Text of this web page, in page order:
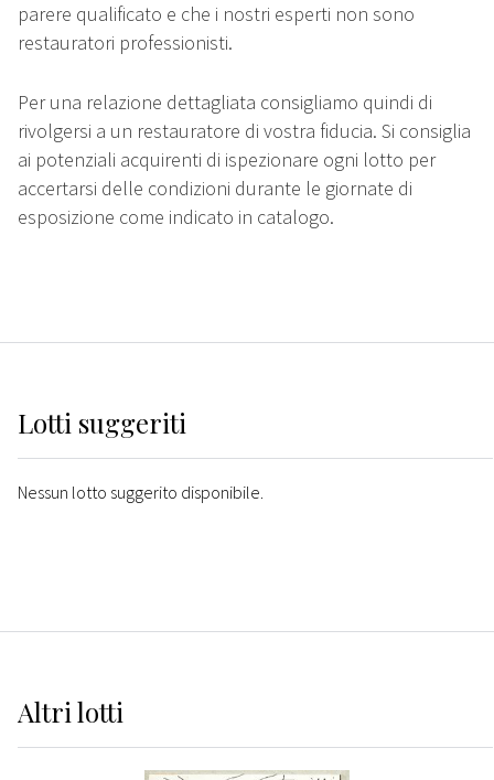
parere qualificato e che i nostri esperti non sono
restauratori professionisti.
Per una relazione dettagliata consigliamo quindi di
rivolgersi a un restauratore di vostra fiducia. Si consiglia
ai potenziali acquirenti di ispezionare ogni lotto per
accertarsi delle condizioni durante le giornate di
esposizione come indicato in catalogo.
Lotti suggeriti
Nessun lotto suggerito disponibile.
Altrilotti